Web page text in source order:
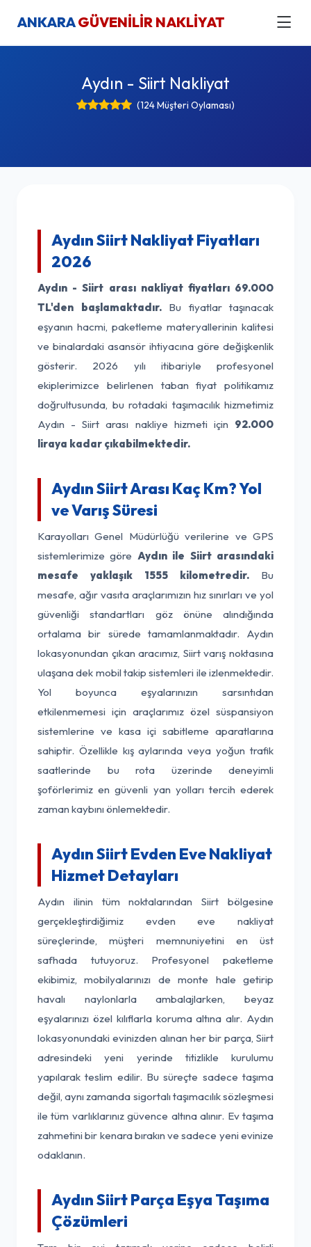
ANKARAGÜVENİLİR NAKLİYAT
Aydın - Siirt Nakliyat
(124 Müşteri Oylaması)
Aydın Siirt Nakliyat Fiyatları
2026
Aydın - Siirt arası nakliyat fiyatları 69.000
TL'den başlamaktadır.Bu fiyatlar taşınacak
eşyanın hacmi, paketleme materyallerinin kalitesi
ve binalardaki asansör ihtiyacına göre değişkenlik
gösterir. 2026 yılı itibariyle profesyonel
ekiplerimizce belirlenen taban fiyat politikamız
doğrultusunda, bu rotadaki taşımacılık hizmetimiz
Aydın - Siirt arası nakliye hizmeti için 92.000
liraya kadar çıkabilmektedir.
Aydın Siirt Arası Kaç Km? Yol
ve Varış Süresi
Karayolları Genel Müdürlüğü verilerine ve GPS
sistemlerimize göre Aydın ile Siirt arasındaki
mesafe yaklaşık 1555 kilometredir. Bu
mesafe, ağır vasıta araçlarımızın hız sınırları ve yol
güvenliği standartları göz önüne alındığında
ortalama bir sürede tamamlanmaktadır. Aydın
lokasyonundan çıkan aracımız, Siirt varış noktasına
ulaşana dek mobil takip sistemleri ile izlenmektedir.
Yol boyunca eşyalarınızın sarsıntıdan
etkilenmemesi için araçlarımız özel süspansiyon
sistemlerine ve kasa içi sabitleme aparatlarına
sahiptir. Özellikle kış aylarında veya yoğun trafik
saatlerinde bu rota üzerinde deneyimli
şoförlerimiz en güvenli yan yolları tercih ederek
zaman kaybını önlemektedir.
Aydın Siirt Evden Eve Nakliyat
Hizmet Detayları
Aydın ilinin tüm noktalarından Siirt bölgesine
gerçekleştirdiğimiz evden eve nakliyat
süreçlerinde, müşteri memnuniyetini en üst
safhada tutuyoruz. Profesyonel paketleme
ekibimiz, mobilyalarınızı de monte hale getirip
havalı naylonlarla ambalajlarken, beyaz
eşyalarınızı özel kılıflarla koruma altına alır. Aydın
lokasyonundaki evinizden alınan her bir parça, Siirt
adresindeki yeni yerinde titizlikle kurulumu
yapılarak teslim edilir. Bu süreçte sadece taşıma
değil, aynı zamanda sigortalı taşımacılık sözleşmesi
ile tüm varlıklarınız güvence altına alınır. Ev taşıma
zahmetini bir kenara bırakın ve sadece yeni evinize
odaklanın.
Aydın Siirt Parça Eşya Taşıma
Çözümleri